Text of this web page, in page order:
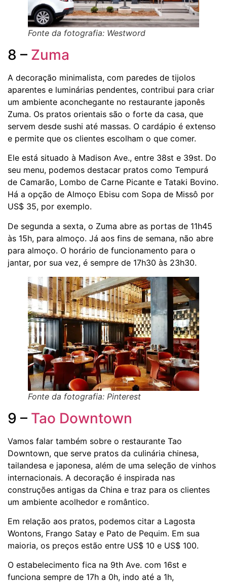
Fonte da fotografia: Westword
8 – Zuma
A decoração minimalista, com paredes de tijolos
aparentes e luminárias pendentes, contribui para criar
um ambiente aconchegante no restaurante japonês
Zuma. Os pratos orientais são o forte da casa, que
servem desde sushi até massas. O cardápio é extenso
e permite que os clientes escolham o que comer.
Ele está situado à Madison Ave., entre 38st e 39st. Do
seu menu, podemos destacar pratos como Tempurá
de Camarão, Lombo de Carne Picante e Tataki Bovino.
Há a opção de Almoço Ebisu com Sopa de Missô por
US$ 35, por exemplo.
De segunda a sexta, o Zuma abre as portas de 11h45
às 15h, para almoço. Já aos fins de semana, não abre
para almoço. O horário de funcionamento para o
jantar, por sua vez, é sempre de 17h30 às 23h30.
Fonte da fotografia: Pinterest
9 – Tao Downtown
Vamos falar também sobre o restaurante Tao
Downtown, que serve pratos da culinária chinesa,
tailandesa e japonesa, além de uma seleção de vinhos
internacionais. A decoração é inspirada nas
construções antigas da China e traz para os clientes
um ambiente acolhedor e romântico.
Em relação aos pratos, podemos citar a Lagosta
Wontons, Frango Satay e Pato de Pequim. Em sua
maioria, os preços estão entre US$ 10 e US$ 100.
O estabelecimento fica na 9th Ave. com 16st e
funciona sempre de 17h a 0h, indo até a 1h,